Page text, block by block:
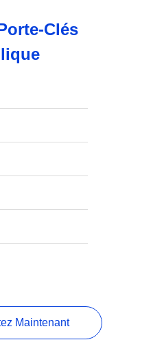
Clés
Maintenant